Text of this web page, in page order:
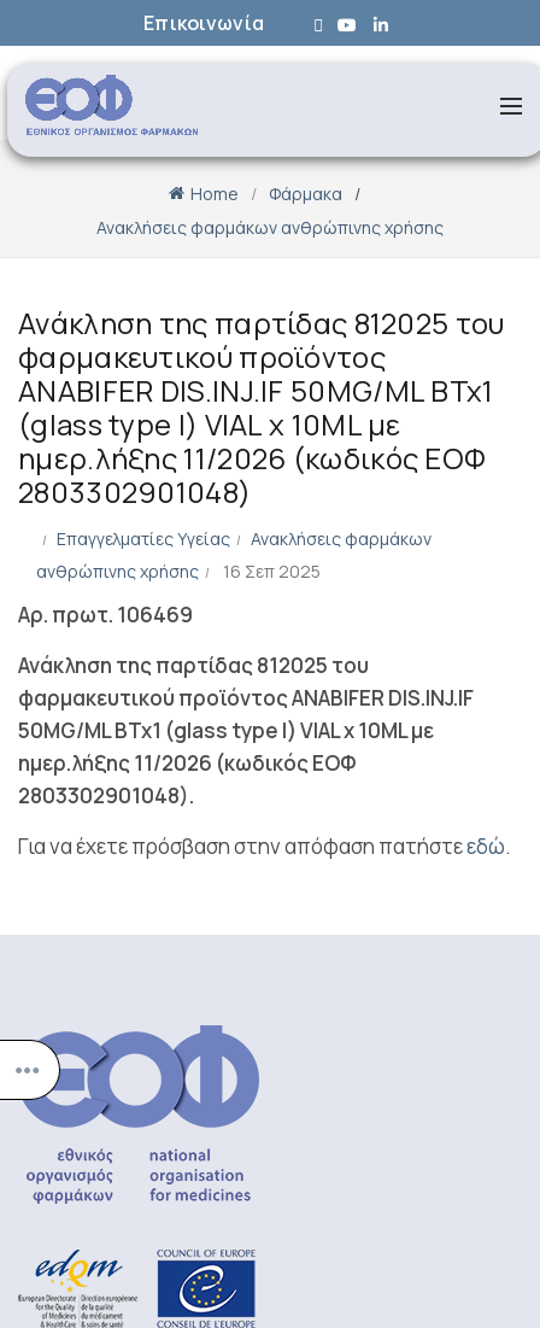
Επικοινωνία
Home
Φάρμακα
Ανακλήσεις φαρμάκων ανθρώπινης χρήσης
Ανάκληση της παρτίδας 812025 του
φαρμακευτικού προϊόντος
ANABIFER DIS.INJ.IF 50MG/ML BTx1
(glass type I) VIAL x 10ML με
ημερ.λήξης 11/2026 (κωδικός ΕΟΦ
2803302901048)
Επαγγελματίες Υγείας
Ανακλήσεις φαρμάκων
ανθρώπινης χρήσης
16 Σεπ 2025
Αρ. πρωτ. 106469
Ανάκληση της παρτίδας 812025 του
φαρμακευτικού προϊόντοςANABIFER DIS.INJ.IF
50MG/ML BTx1 (glass type I) VIAL x 10ML με
ημερ.λήξης 11/2026 (κωδικός ΕΟΦ
2803302901048).
Για να έχετε πρόσβαση στην απόφαση πατήστεεδώ.